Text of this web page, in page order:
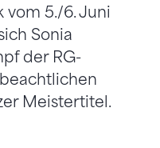
vom 5./6. Juni
Sonia
der RG-
Meistertitel.